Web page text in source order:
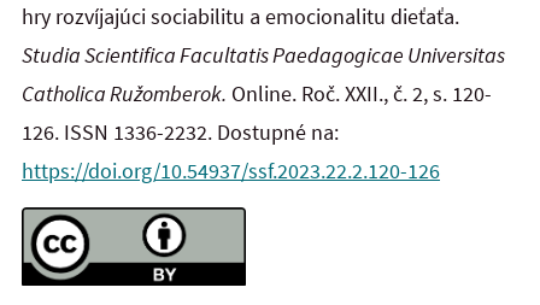
hry rozvíjajúci sociabilitu a emocionalitu dieťaťa.
Studia Scientifica Facultatis Paedagogicae Universitas
Catholica Ružomberok. Online. Roč. XXII., č. 2, s. 120-
126. ISSN 1336-2232. Dostupné na:
https://doi.org/10.54937/ssf.2023.22.2.120-126